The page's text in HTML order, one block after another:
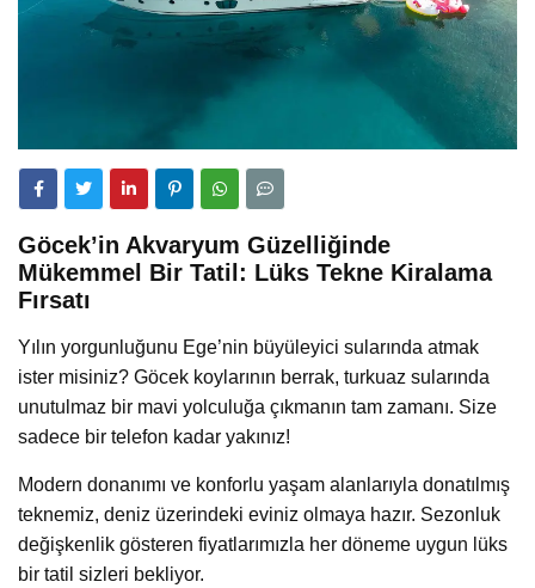
Göcek’in Akvaryum Güzelliğinde
Mükemmel Bir Tatil: Lüks Tekne Kiralama
Fırsatı
Yılın yorgunluğunu Ege’nin büyüleyici sularında atmak
ister misiniz? Göcek koylarının berrak, turkuaz sularında
unutulmaz bir mavi yolculuğa çıkmanın tam zamanı. Size
sadece bir telefon kadar yakınız!
Modern donanımı ve konforlu yaşam alanlarıyla donatılmış
teknemiz, deniz üzerindeki eviniz olmaya hazır. Sezonluk
değişkenlik gösteren fiyatlarımızla her döneme uygun lüks
bir tatil sizleri bekliyor.